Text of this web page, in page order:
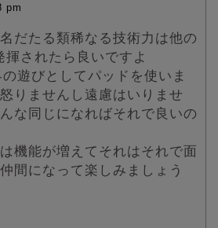
pm
だたる類稀なる技術力は他の
されたら良いですよ
遊びとしてパッドを使いま
りませんし遠慮はいりませ
な同じになればそれで良いの
機能が増えてそれはそれで面
間になって楽しみましょう